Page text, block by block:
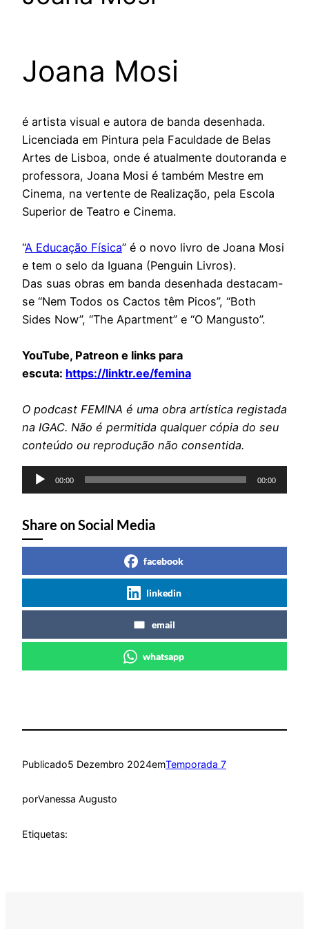
Joana Mosi
é artista visual e autora de banda desenhada.
Licenciada em Pintura pela Faculdade de Belas
Artes de Lisboa, onde é atualmente doutoranda e
professora, Joana Mosi é também Mestre em
Cinema, na vertente de Realização, pela Escola
Superior de Teatro e Cinema.
“A Educação Física” é o novo livro de Joana Mosi
e tem o selo da Iguana (Penguin Livros).
Das suas obras em banda desenhada destacam-
se “Nem Todos os Cactos têm Picos”, “Both
Sides Now”, “The Apartment” e “O Mangusto”.
YouTube, Patreon e links para
escuta: https://linktr.ee/femina
O podcast FEMINA é uma obra artística registada
na IGAC. Não é permitida qualquer cópia do seu
conteúdo ou reprodução não consentida.
Reprodutor
de
00:00 00:00
Share on Social Media
facebook
linkedin
email
whatsapp
Publicado5 Dezembro 2024emTemporada 7
porVanessa Augusto
Etiquetas: